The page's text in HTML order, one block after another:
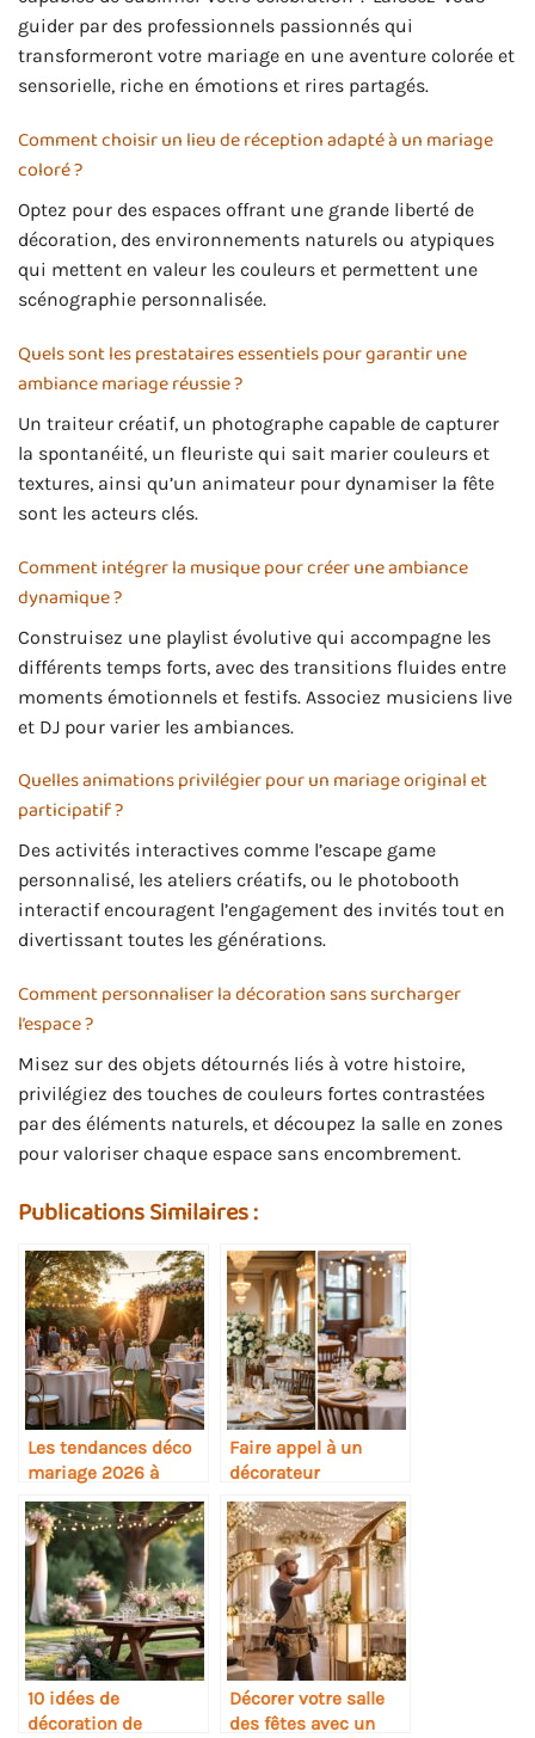
guider par des professionnels passionnés qui
transformeront votre mariage en une aventure colorée et
sensorielle, riche en émotions et rires partagés.
Comment choisir un lieu de réception adapté à un mariage
coloré ?
Optez pour des espaces offrant une grande liberté de
décoration, des environnements naturels ou atypiques
qui mettent en valeur les couleurs et permettent une
scénographie personnalisée.
Quels sont les prestataires essentiels pour garantir une
ambiance mariage réussie ?
Un traiteur créatif, un photographe capable de capturer
la spontanéité, un fleuriste qui sait marier couleurs et
textures, ainsi qu’un animateur pour dynamiser la fête
sont les acteurs clés.
Comment intégrer la musique pour créer une ambiance
dynamique ?
Construisez une playlist évolutive qui accompagne les
différents temps forts, avec des transitions fluides entre
moments émotionnels et festifs. Associez musiciens live
et DJ pour varier les ambiances.
Quelles animations privilégier pour un mariage original et
participatif ?
Des activités interactives comme l’escape game
personnalisé, les ateliers créatifs, ou le photobooth
interactif encouragent l’engagement des invités tout en
divertissant toutes les générations.
Comment personnaliser la décoration sans surcharger
l’espace ?
Misez sur des objets détournés liés à votre histoire,
privilégiez des touches de couleurs fortes contrastées
par des éléments naturels, et découpez la salle en zones
pour valoriser chaque espace sans encombrement.
Publications Similaires :
Les tendances déco
mariage 2026 à
suivre
Faire appel à un
décorateur
événementiel : pour
ou contre ?
10 idées de
décoration de
Décorer votre salle
des fêtes avec un